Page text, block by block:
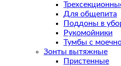
Для общепита
Поддоны в
Рукомойники
Тумбы с
Зонты вытяжные
Пристенные